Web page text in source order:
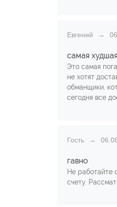
Евгений
самая
Это самая
не хотят
обманщики,
сегодня все
Гость
гавно
Не работайте
счету.